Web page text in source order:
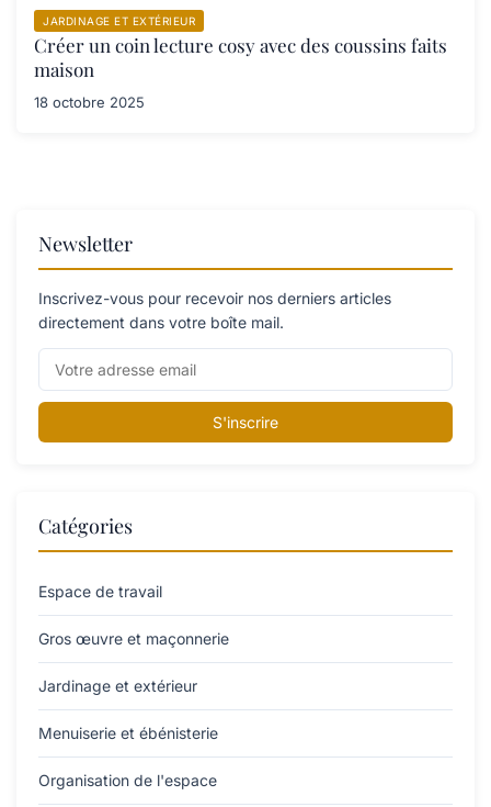
JARDINAGE ET EXTÉRIEUR
Créer un coin lecture cosy avec des coussins faits
maison
18 octobre 2025
Newsletter
Inscrivez-vous pour recevoir nos derniers articles
directement dans votre boîte mail.
S'inscrire
Catégories
Espace de travail
Gros œuvre et maçonnerie
Jardinage et extérieur
Menuiserie et ébénisterie
Organisation de l'espace